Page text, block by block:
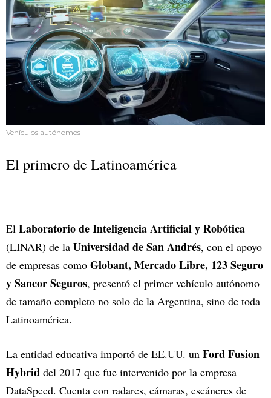
Vehículos autónomos
El primero de Latinoamérica
El Laboratorio de Inteligencia Artificial y Robótica
(LINAR) de la Universidad de San Andrés, con el apoyo
de empresas como Globant, Mercado Libre, 123 Seguro
y Sancor Seguros, presentó el primer vehículo autónomo
de tamaño completo no solo de la Argentina, sino de toda
Latinoamérica.
La entidad educativa importó de EE.UU. un Ford Fusion
Hybrid del 2017 que fue intervenido por la empresa
DataSpeed. Cuenta con radares, cámaras, escáneres de